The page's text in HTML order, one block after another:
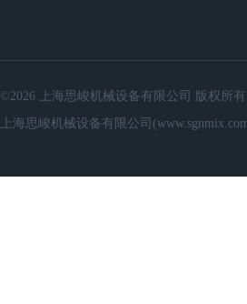
©2026 上海思峻机械设备有限公司 版权所有
上海思峻机械设备有限公司